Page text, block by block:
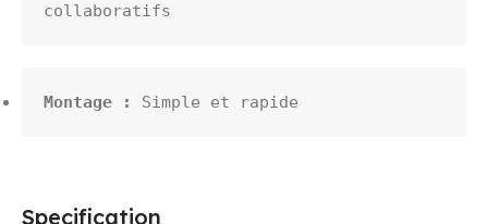
collaboratifs
Montage : Simple et rapide
Specification